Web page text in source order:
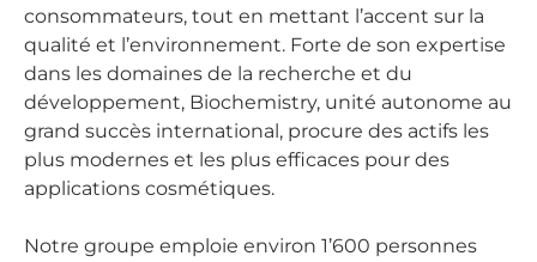
consommateurs, tout en mettant l’accent sur la
qualité et l’environnement. Forte de son expertise
dans les domaines de la recherche et du
développement, Biochemistry, unité autonome au
grand succès international, procure des actifs les
plus modernes et les plus efficaces pour des
applications cosmétiques.
Notre groupe emploie environ 1’600 personnes